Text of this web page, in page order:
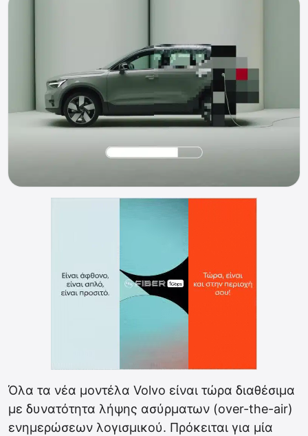
Όλα τα νέα μοντέλα Volvo είναι τώρα διαθέσιμα
με δυνατότητα λήψης ασύρματων (over-the-air)
ενημερώσεων λογισμικού. Πρόκειται για μία